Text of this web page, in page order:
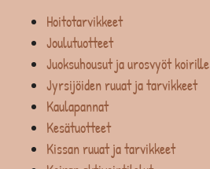
Hoitotarvikkeet
Joulutuotteet
Juoksuhousut ja urosvyöt koirille
Jyrsijöiden ruuat ja tarvikkeet
Kaulapannat
Kesätuotteet
Kissan ruuat ja tarvikkeet